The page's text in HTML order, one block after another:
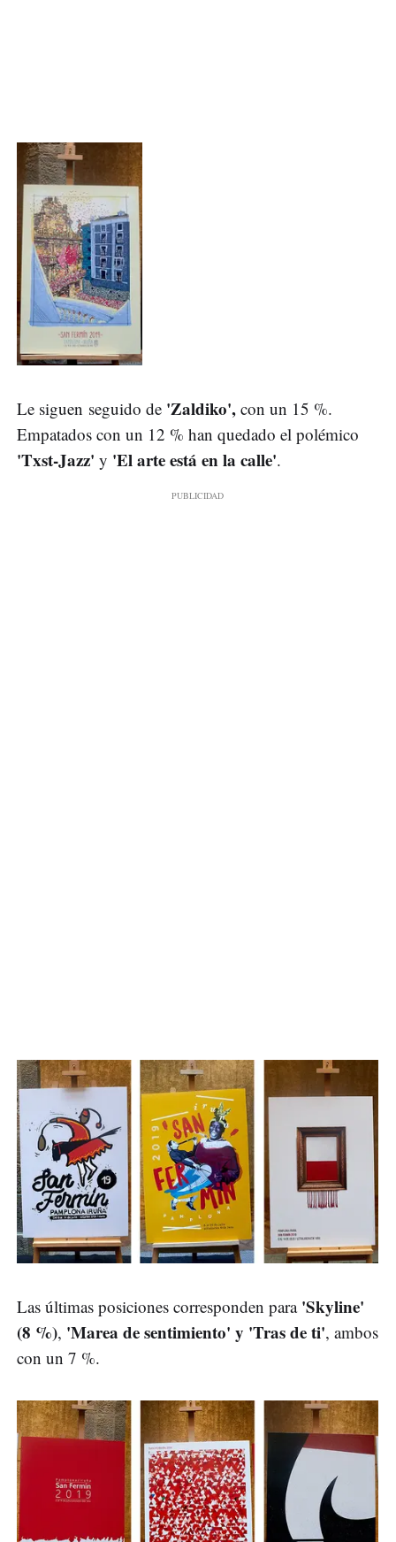
Le siguen seguido de 'Zaldiko', con un 15 %.
Empatados con un 12 % han quedado el polémico
'Txst-Jazz' y 'El arte está en la calle'.
Las últimas posiciones corresponden para 'Skyline'
(8 %), 'Marea de sentimiento' y 'Tras de ti', ambos
con un 7 %.